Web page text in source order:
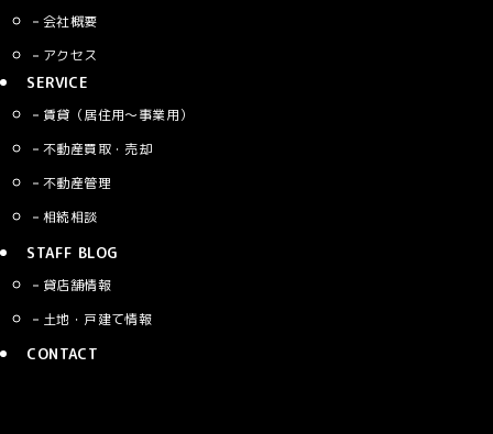
会社概要
アクセス
SERVICE
賃貸（居住用〜事業用）
不動産買取・売却
不動産管理
相続相談
STAFF BLOG
貸店舗情報
土地・戸建て情報
CONTACT